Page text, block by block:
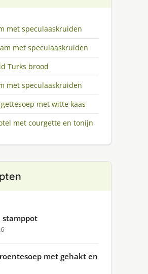
met speculaaskruiden
met speculaaskruiden
Turks brood
met speculaaskruiden
met witte kaas
met courgette en tonijn
stamppot
met gehakt en